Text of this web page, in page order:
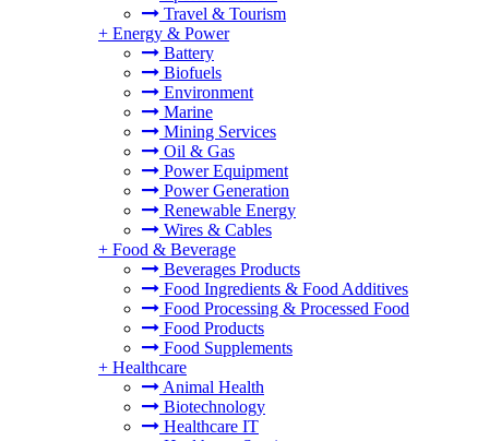
Travel & Tourism
+ Energy & Power
Battery
Biofuels
Environment
Marine
Mining Services
Oil & Gas
Power Equipment
Power Generation
Renewable Energy
Wires & Cables
+ Food & Beverage
Beverages Products
Food Ingredients & Food Additives
Food Processing & Processed Food
Food Products
Food Supplements
+ Healthcare
Animal Health
Biotechnology
Healthcare IT